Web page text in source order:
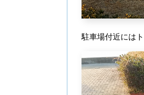
駐車場付近にはト